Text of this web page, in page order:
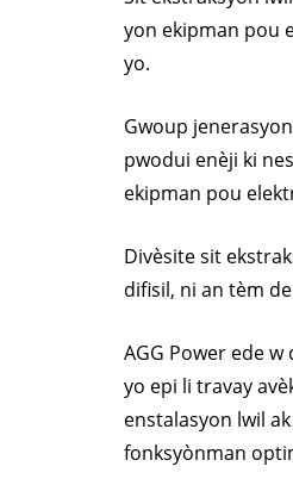
yon ekipman pou
yo.
Gwoup
pwodui enèji ki
ekipman pou
Divèsite sit
difisil, ni an tèm
AGG Power ede
yo epi li travay
enstalasyon lwil
fonksyònman